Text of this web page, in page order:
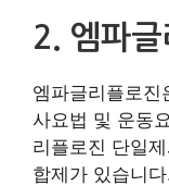
2. 엠파글
엠파글리플로진
사요법 및 운동
리플로진 단일
합제가 있습니